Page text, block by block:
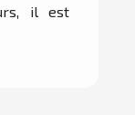
il est